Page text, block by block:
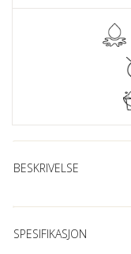
BESKRIVELSE
SPESIFIKASJON